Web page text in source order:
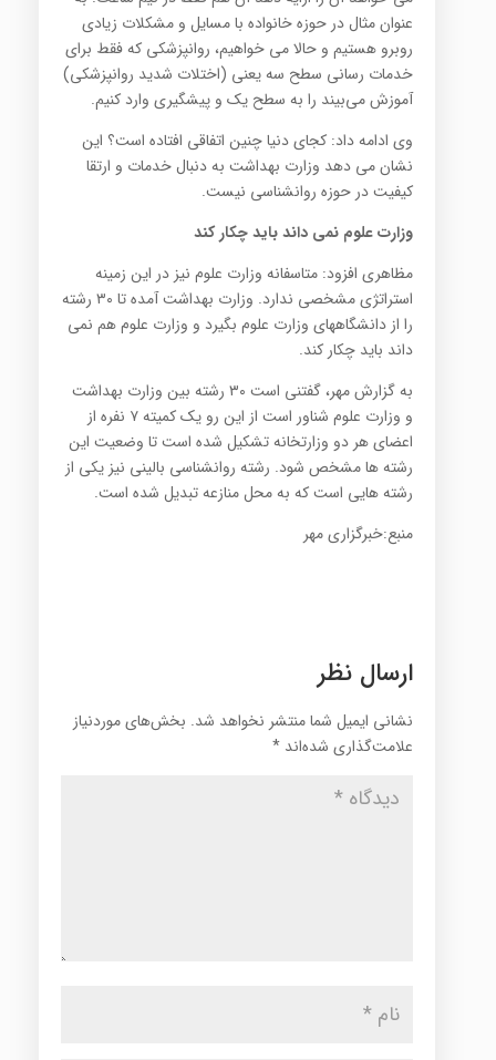
عنوان مثال در حوزه خانواده با مسایل و مشکلات زیادی
روبرو هستیم و حالا می خواهیم، روانپزشکی که فقط برای
خدمات رسانی سطح سه یعنی (اختلات شدید روانپزشکی)
آموزش می‌بیند را به سطح یک و پیشگیری وارد کنیم.
وی ادامه داد: کجای دنیا چنین اتفاقی افتاده است؟ این
نشان می دهد وزارت بهداشت به دنبال خدمات و ارتقا
کیفیت در حوزه روانشناسی نیست.
وزارت علوم نمی داند باید چکار کند
مظاهری افزود: متاسفانه وزارت علوم نیز در این زمینه
استراتژی مشخصی ندارد. وزارت بهداشت آمده تا ۳۰ رشته
را از دانشگاههای وزارت علوم بگیرد و وزارت علوم هم نمی
داند باید چکار کند.
به گزارش مهر، گفتنی است ۳۰ رشته بین وزارت بهداشت
و وزارت علوم شناور است از این رو یک کمیته ۷ نفره از
اعضای هر دو وزارتخانه تشکیل شده است تا وضعیت این
رشته ها مشخص شود. رشته روانشناسی بالینی نیز یکی از
رشته هایی است که به محل منازعه تبدیل شده است.
منبع:خبرگزاری مهر
ارسال نظر
نشانی ایمیل شما منتشر نخواهد شد. بخش‌های موردنیاز
علامت‌گذاری شده‌اند *